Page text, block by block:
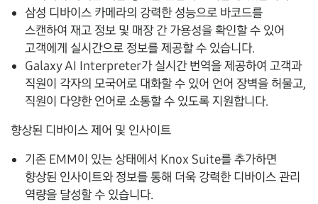
삼성 디바이스 카메라의 강력한 성능으로 바코드를
스캔하여 재고 정보 및 매장 간 가용성을 확인할 수 있어
고객에게 실시간으로 정보를 제공할 수 있습니다.
Galaxy AI Interpreter가 실시간 번역을 제공하여 고객과
직원이 각자의 모국어로 대화할 수 있어 언어 장벽을 허물고,
직원이 다양한 언어로 소통할 수 있도록 지원합니다.
향상된 디바이스 제어 및 인사이트
기존 EMM이 있는 상태에서 Knox Suite를 추가하면
향상된 인사이트와 정보를 통해 더욱 강력한 디바이스 관리
역량을 달성할 수 있습니다.